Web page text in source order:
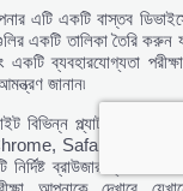
এটি একটি বাস্তব
একটি তালিকা তৈরি করুন
ব্যবহারযোগ্যতা
জানান৷
বিভিন্ন প্ল্যাটফর্মে কাজ
Safari,
ব্রাউজার দ্বারা